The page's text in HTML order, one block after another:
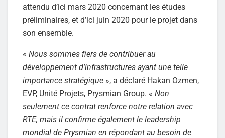
attendu d’ici mars 2020 concernant les études
préliminaires, et d’ici juin 2020 pour le projet dans
son ensemble.
« Nous sommes fiers de contribuer au
développement d’infrastructures ayant une telle
importance stratégique », a déclaré Hakan Ozmen,
EVP, Unité Projets, Prysmian Group. « Non
seulement ce contrat renforce notre relation avec
RTE, mais il confirme également le leadership
mondial de Prysmian en répondant au besoin de